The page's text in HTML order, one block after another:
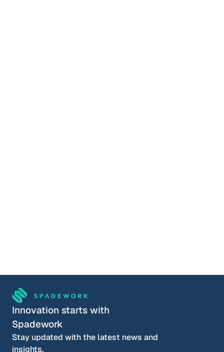
Innovation starts with
Spadework
Stay updated with the latest news and
insights.